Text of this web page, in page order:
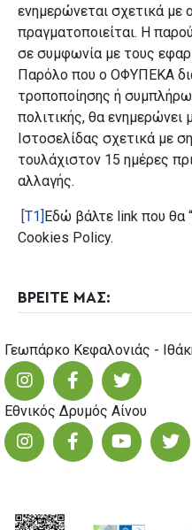
ενημερώνεται σχετικά με
πραγματοποιείται. Η
σε συμφωνία με τους
Παρόλο που ο ΟΦΥΠΕΚΑ
τροποποίησης ή
πολιτικής, θα
Ιστοσελίδας σχετικά με
τουλάχιστον 15 ημέρες
αλλαγής.
[T1]Εδώ βάλτε link που θα
Cookies Pοlicy.
ΒΡΕΙΤΕ ΜΑΣ:
Γεωπάρκο Κεφαλονιάς -
Εθνικός Δρυμός Αίνου